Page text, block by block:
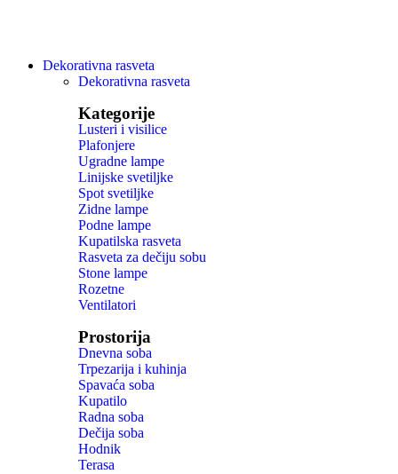
Dekorativna rasveta
Dekorativna rasveta
Kategorije
Lusteri i visilice
Plafonjere
Ugradne lampe
Linijske svetiljke
Spot svetiljke
Zidne lampe
Podne lampe
Kupatilska rasveta
Rasveta za dečiju sobu
Stone lampe
Rozetne
Ventilatori
Prostorija
Dnevna soba
Trpezarija i kuhinja
Spavaća soba
Kupatilo
Radna soba
Dečija soba
Hodnik
Terasa